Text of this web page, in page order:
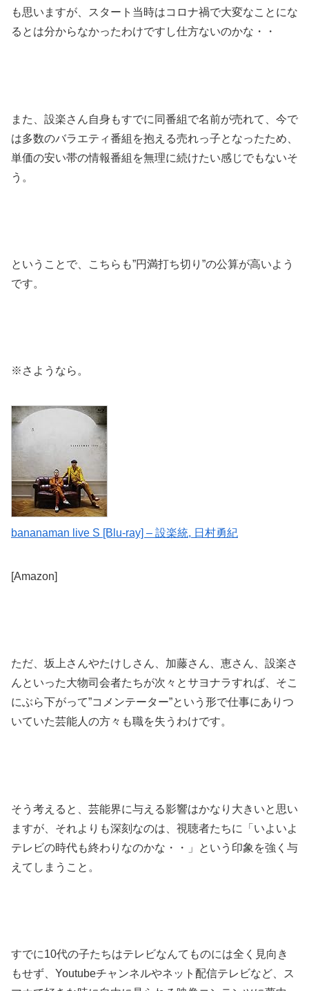
も思いますが、スタート当時はコロナ禍で大変なことにな
るとは分からなかったわけですし仕方ないのかな・・
また、設楽さん自身もすでに同番組で名前が売れて、今で
は多数のバラエティ番組を抱える売れっ子となったため、
単価の安い帯の情報番組を無理に続けたい感じでもないそ
う。
ということで、こちらも”円満打ち切り”の公算が高いよう
です。
※さようなら。
bananaman live S [Blu-ray] – 設楽統, 日村勇紀
[Amazon]
ただ、坂上さんやたけしさん、加藤さん、恵さん、設楽さ
んといった大物司会者たちが次々とサヨナラすれば、そこ
にぶら下がって”コメンテーター”という形で仕事にありつ
いていた芸能人の方々も職を失うわけです。
そう考えると、芸能界に与える影響はかなり大きいと思い
ますが、それよりも深刻なのは、視聴者たちに「いよいよ
テレビの時代も終わりなのかな・・」という印象を強く与
えてしまうこと。
すでに10代の子たちはテレビなんてものには全く見向き
もせず、Youtubeチャンネルやネット配信テレビなど、ス